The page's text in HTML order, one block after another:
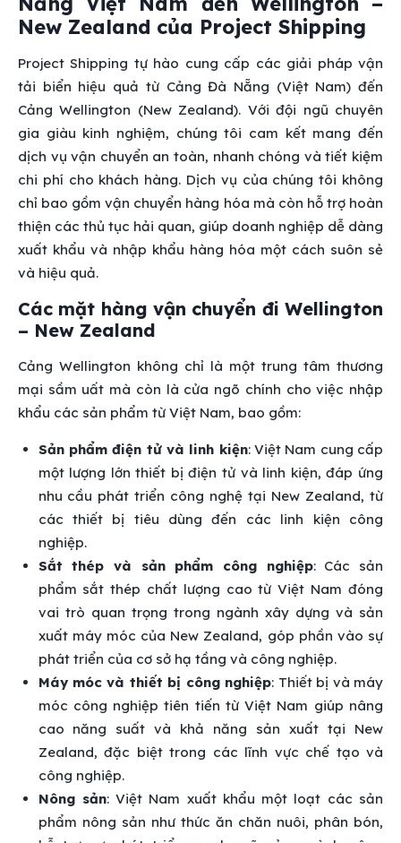
New Zealand của Project Shipping
Project Shipping tự hào cung cấp các giải pháp vận
tải biển hiệu quả từ Cảng Đà Nẵng (Việt Nam) đến
Cảng Wellington (New Zealand). Với đội ngũ chuyên
gia giàu kinh nghiệm, chúng tôi cam kết mang đến
dịch vụ vận chuyển an toàn, nhanh chóng và tiết kiệm
chi phí cho khách hàng. Dịch vụ của chúng tôi không
chỉ bao gồm vận chuyển hàng hóa mà còn hỗ trợ hoàn
thiện các thủ tục hải quan, giúp doanh nghiệp dễ dàng
xuất khẩu và nhập khẩu hàng hóa một cách suôn sẻ
và hiệu quả.
Các mặt hàng vận chuyển đi Wellington
– New Zealand
Cảng Wellington không chỉ là một trung tâm thương
mại sầm uất mà còn là cửa ngõ chính cho việc nhập
khẩu các sản phẩm từ Việt Nam, bao gồm:
Sản phẩm điện tử và linh kiện: Việt Nam cung cấp
một lượng lớn thiết bị điện tử và linh kiện, đáp ứng
nhu cầu phát triển công nghệ tại New Zealand, từ
các thiết bị tiêu dùng đến các linh kiện công
nghiệp.
Sắt thép và sản phẩm công nghiệp: Các sản
phẩm sắt thép chất lượng cao từ Việt Nam đóng
vai trò quan trọng trong ngành xây dựng và sản
xuất máy móc của New Zealand, góp phần vào sự
phát triển của cơ sở hạ tầng và công nghiệp.
Máy móc và thiết bị công nghiệp: Thiết bị và máy
móc công nghiệp tiên tiến từ Việt Nam giúp nâng
cao năng suất và khả năng sản xuất tại New
Zealand, đặc biệt trong các lĩnh vực chế tạo và
công nghiệp.
Nông sản: Việt Nam xuất khẩu một loạt các sản
phẩm nông sản như thức ăn chăn nuôi, phân bón,